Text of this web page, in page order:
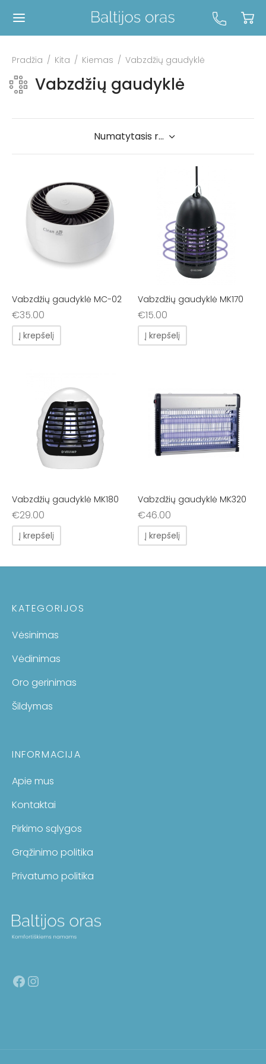
Pradžia / Kita / Kiemas / Vabzdžių gaudyklė
Vabzdžių gaudyklė
Vabzdžių gaudyklė MC-02
€35.00
Į krepšelį
Vabzdžių gaudyklė MK170
€15.00
Į krepšelį
Vabzdžių gaudyklė MK180
€29.00
Į krepšelį
Vabzdžių gaudyklė MK320
€46.00
Į krepšelį
KATEGORIJOS
Vėsinimas
Vėdinimas
Oro gerinimas
Šildymas
INFORMACIJA
Apie mus
Kontaktai
Pirkimo sąlygos
Grąžinimo politika
Privatumo politika
Facebook